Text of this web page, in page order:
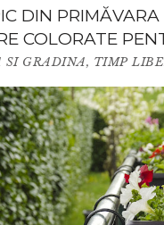
DIN PRIMĂVARA
COLORATE
SI GRADINA, TIMP